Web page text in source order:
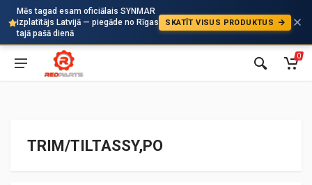
Mēs tagad esam oficiālais SYNMAR
izplatītājs Latvijā — piegāde no Rīgas
tajā pašā dienā
SKATĪT VISUS PRODUKTUS
Auto
0
TRIM/TILTASSY,PO